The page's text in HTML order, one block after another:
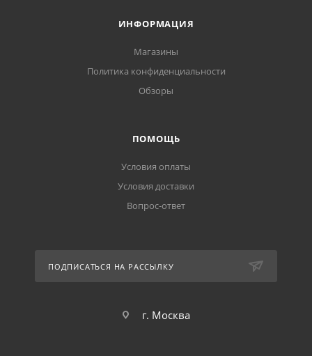
ИНФОРМАЦИЯ
Магазины
Политика конфиденциальности
Обзоры
ПОМОЩЬ
Условия оплаты
Условия доставки
Вопрос-ответ
ПОДПИСАТЬСЯ НА РАССЫЛКУ
г. Москва